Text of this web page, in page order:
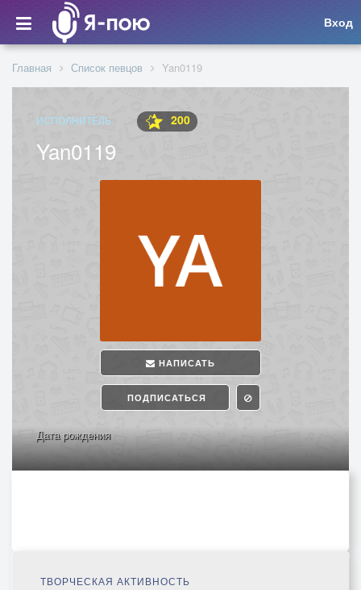
Вход
Главная Список певцов Yan0119
ИСПОЛНИТЕЛЬ 200
Yan0119
НАПИСАТЬ
ПОДПИСАТЬСЯ
Дата рождения
ТВОРЧЕСКАЯ АКТИВНОСТЬ